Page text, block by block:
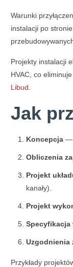
Warunki
instalacji po
Projekty instalacji
HVAC, co
Libud
Jak
Koncepcja —
Obliczenia
Projekt
kanały).
Projekt
Specyfikacja
Uzgodnienia
Przykłady